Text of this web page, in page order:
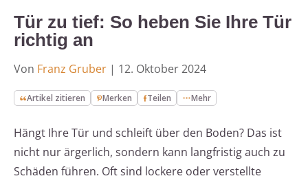
Tür zu tief: So heben Sie Ihre Tür
richtig an
Von Franz Gruber | 12. Oktober 2024
Artikel zitieren Merken Teilen Mehr
Hängt Ihre Tür und schleift über den Boden? Das ist
nicht nur ärgerlich, sondern kann langfristig auch zu
Schäden führen. Oft sind lockere oder verstellte